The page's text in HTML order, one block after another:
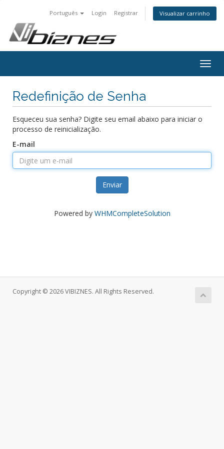
Português Login Registrar Visualizar carrinho
Redefinição de Senha
Esqueceu sua senha? Digite seu email abaixo para iniciar o
processo de reinicialização.
E-mail
Enviar
Powered by WHMCompleteSolution
Copyright © 2026 VIBIZNES. All Rights Reserved.